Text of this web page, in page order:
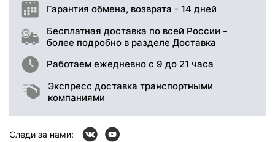
Гарантия обмена, возврата - 14 дней
Бесплатная доставка по всей России -
более подробно в разделе Доставка
Работаем ежедневно с 9 до 21 часа
Экспресс доставка транспортными
компаниями
Следи за нами: